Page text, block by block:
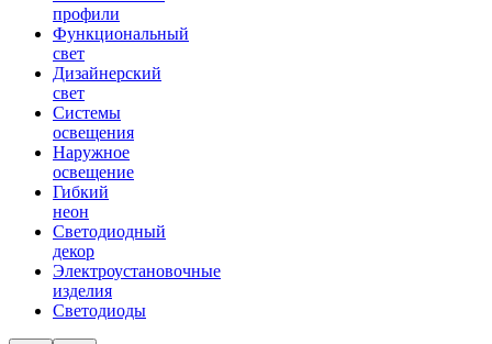
профили
Функциональный
свет
Дизайнерский
свет
Системы
освещения
Наружное
освещение
Гибкий
неон
Светодиодный
декор
Электроустановочные
изделия
Светодиоды